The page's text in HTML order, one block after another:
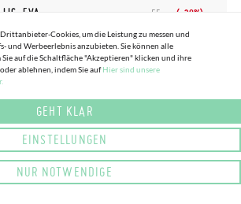
EVA-
55, (-30%)
Cookies, um die Leistung zu messen und
und Werbeerlebnis anzubieten. Sie können alle
auf die Schaltfläche "Akzeptieren" klicken und ihre
ablehnen, indem Sie aufHier sind unsere
GEHT KLAR
EINSTELLUNGEN
NUR NOTWENDIGE